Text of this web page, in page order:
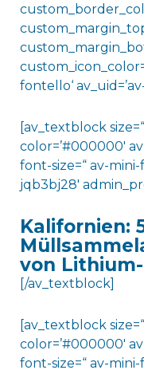
fontello‘
[av_textblock
color=’#000000′
font-size=“ av-mini-
jqb3bj28′
Kalifornien:
von
[/av_textblock]
[av_textblock
color=’#000000′
font-size=“ av-mini-